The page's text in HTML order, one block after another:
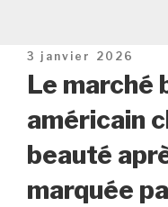
Publié
le
3 janvier 2026
Le marché
américain
beauté
marquée